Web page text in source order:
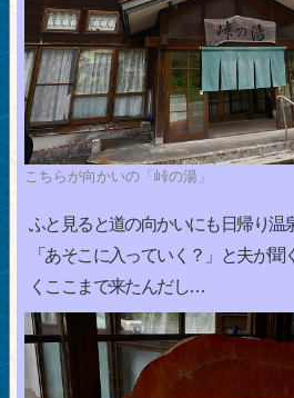
こちらが向かいの「峠の湯」
ふと見ると道の向かいにも日帰り温
「あそこに入っていく？」と夫が
くここまで来たんだし…